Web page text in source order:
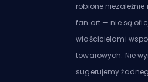
robione
fan art — nie są
właścicielami
towarowych. Nie
sugerujemy